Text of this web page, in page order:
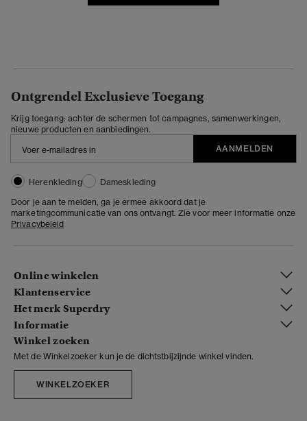
Ontgrendel Exclusieve Toegang
Krijg toegang: achter de schermen tot campagnes, samenwerkingen,
nieuwe producten en aanbiedingen.
AANMELDEN
Herenkleding
Dameskleding
Door je aan te melden, ga je ermee akkoord dat je
marketingcommunicatie van ons ontvangt. Zie voor meer informatie onze
Privacybeleid
Online winkelen
Klantenservice
Het merk Superdry
Informatie
Winkel zoeken
Met de Winkelzoeker kun je de dichtstbijzijnde winkel vinden.
WINKELZOEKER